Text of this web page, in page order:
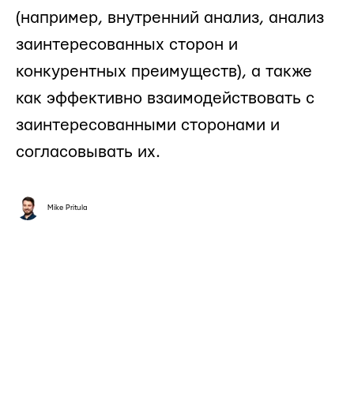
(например, внутренний анализ, анализ
заинтересованных сторон и
конкурентных преимуществ), а также
как эффективно взаимодействовать с
заинтересованными сторонами и
согласовывать их.
Mike Pritula